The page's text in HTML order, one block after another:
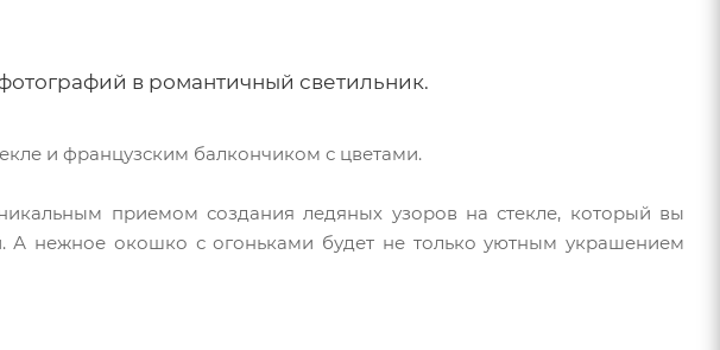
в романтичный светильник.
и французским балкончиком с цветами.
приемом создания ледяных узоров на стекле, который вы
А нежное окошко с огоньками будет не только уютным украшением